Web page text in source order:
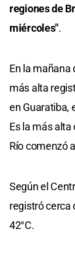
regiones de
miércoles".
En la
más alta
en Guaratiba,
Es la más
Río comenzó
Según el
registró cerca
42°C.